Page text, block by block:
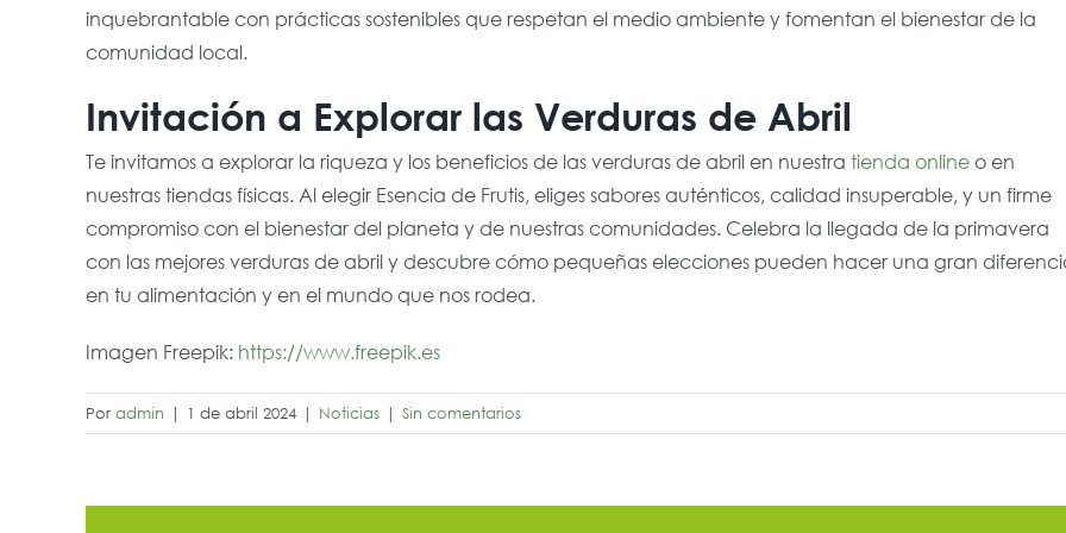
inquebrantable con prácticas sostenibles que respetan el medio ambiente y fomentan el bienestar de la
comunidad local.
Invitación a Explorar las Verduras de Abril
Te invitamos a explorar la riqueza y los beneficios de las verduras de abril en nuestra tienda onlineo en
nuestras tiendas físicas. Al elegir Esencia de Frutis, eliges sabores auténticos, calidad insuperable, y un firme
compromiso con el bienestar del planeta y de nuestras comunidades. Celebra la llegada de la primavera
con las mejores verduras de abril y descubre cómo pequeñas elecciones pueden hacer una gran
en tu alimentación y en el mundo que nos rodea.
Imagen Freepik: https://www.freepik.es
Por admin | 1 de abril 2024 | Noticias | Sin comentarios